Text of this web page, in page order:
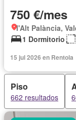
750 €/mes
l'Alt Palància,
1 Dormitorio
15 jul 2026 en Rentola
Piso
662 resultados